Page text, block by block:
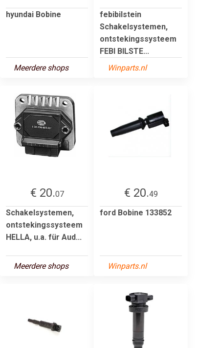
hyundai Bobine
Meerdere shops
febibilstein
Schakelsystemen,
ontstekingssysteem
FEBI BILSTE...
Winparts.nl
€ 20.07
Schakelsystemen,
ontstekingssysteem
HELLA, u.a. für Aud...
Meerdere shops
€ 20.49
ford Bobine 133852
Winparts.nl